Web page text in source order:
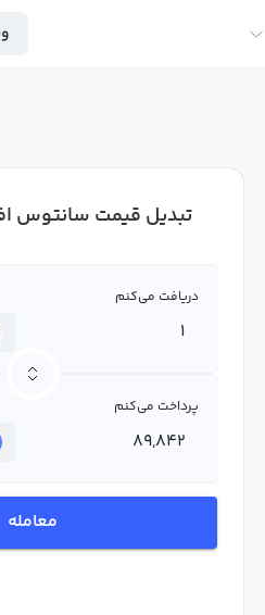
تبدیل قیمت سانتوس
دریافت می‌کنم
پرداخت می‌کنم
معامله